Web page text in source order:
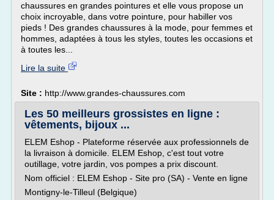
chaussures en grandes pointures et elle vous propose un
choix incroyable, dans votre pointure, pour habiller vos
pieds ! Des grandes chaussures à la mode, pour femmes et
hommes, adaptées à tous les styles, toutes les occasions et
à toutes les...
Lire la suite
Site : http://www.grandes-chaussures.com
Les 50 meilleurs grossistes en ligne :
vêtements, bijoux ...
ELEM Eshop - Plateforme réservée aux professionnels de
la livraison à domicile. ELEM Eshop, c'est tout votre
outillage, votre jardin, vos pompes a prix discount.
Nom officiel : ELEM Eshop - Site pro (SA) - Vente en ligne
Montigny-le-Tilleul (Belgique)